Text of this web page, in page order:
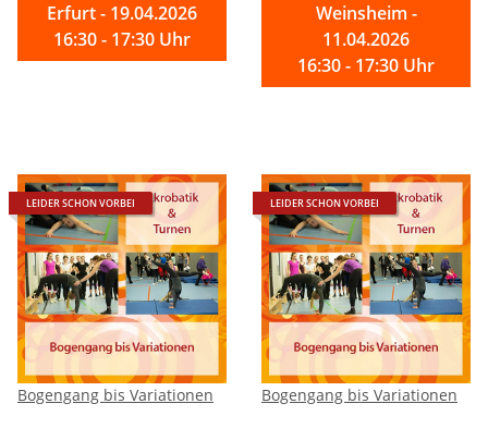
Erfurt - 19.04.2026
16:30 - 17:30 Uhr
Weinsheim -
11.04.2026
16:30 - 17:30 Uhr
LEIDER SCHON VORBEI
Bogengang bis Variationen
LEIDER SCHON VORBEI
Bogengang bis Variationen